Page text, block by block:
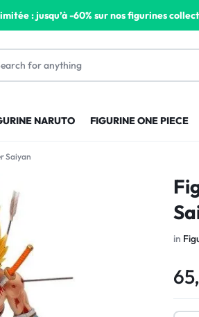
: jusqu’à -60% sur nos figurines
NARUTO FIGURINE ONE PIECE
Saiyan
in